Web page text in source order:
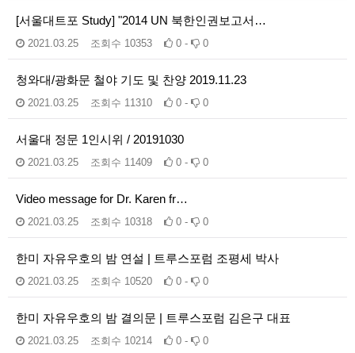
[서울대트포 Study] "2014 UN 북한인권보고서…
2021.03.25 조회수 10353 0 - 0
청와대/광화문 철야 기도 및 찬양 2019.11.23
2021.03.25 조회수 11310 0 - 0
서울대 정문 1인시위 / 20191030
2021.03.25 조회수 11409 0 - 0
Video message for Dr. Karen fr…
2021.03.25 조회수 10318 0 - 0
한미 자유우호의 밤 연설 | 트루스포럼 조평세 박사
2021.03.25 조회수 10520 0 - 0
한미 자유우호의 밤 결의문 | 트루스포럼 김은구 대표
2021.03.25 조회수 10214 0 - 0